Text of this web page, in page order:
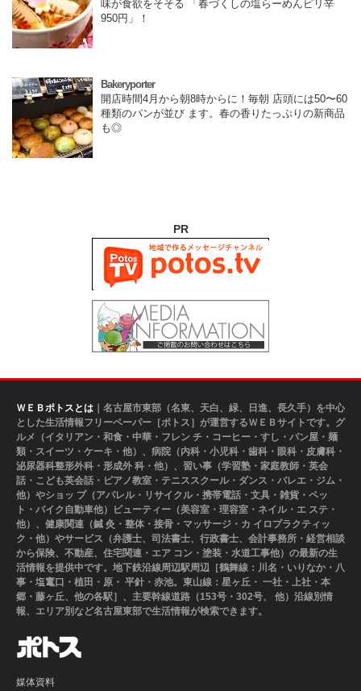
味が食欲をそそる 「春づくしの塩らーめんピリ辛
950円」！
Bakeryporter
開店時間4月から朝8時からに！毎朝 店頭には50〜60
種類のパンが並び ます。春の香りたっぷりの新商品
も◎
PR
ＷＥＢポトスとは ｜名古屋市東部（名東、天白、緑、日進、長久手）を中心
とした生活情報フリーペーパー［ポトス］が運営するＷＥＢサイトです。グ
ルメ（イタリアン・和食・中華・フレン チ・コーヒー・すし・パン屋・麺
類・スイーツ・ケーキ・他）、病院（内科・小児科・歯科・眼科・皮膚科・
泌尿器科整形外科・形成外 科・他）、習い事（学習塾・家庭教師・英会
話・こども英会話・ピアノ教室・テニススクール・ダンス・バレエ・ジム・
他）やショッ プ（アパレル・リサイクル・携帯電話・文具・雑貨・ペッ
ト・バイク自動車他）ビューティー（美容室・理容室・ネイル・エ ステ・
他）、健康関連（鍼 灸・整体・接骨・マッサージ・カ イロプラクティッ
ク・他）やサービス（弁護士、司法書士、行政書士、会計事務所・経営相談
から保険、不動産、住宅関連・エア コン・塗装・水道工事他）の最新の生
活情報を提供中です。地下鉄沿線周辺駅周辺［鶴舞線：川名・いりなか・八
事・塩竃口・植田・原・ 平針・赤池。東山線：星ヶ丘・ 一社・上社・本
郷・藤ヶ丘、他の各駅］、主要幹線道路（153号・302号、 他）沿線別情
報、エリア別など名古屋東部で生活情報が検索できます。
媒体資料